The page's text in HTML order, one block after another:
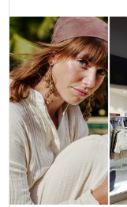
YAŞAM